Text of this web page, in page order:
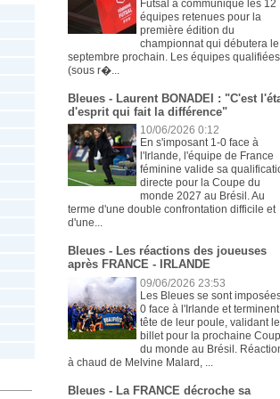
Futsal a communiqué les 12
équipes retenues pour la
première édition du
championnat qui débutera
septembre prochain. Les équipes qualifiées
(sous r�...
Bleues - Laurent BONADEI : "C'est
d'esprit qui fait la différence"
10/06/2026 0:12
En s'imposant 1-0 face à
l'Irlande, l'équipe de France
féminine valide sa
directe pour la Coupe du
monde 2027 au Brésil. Au
terme d'une double confrontation difficile et
d'une...
Bleues - Les réactions des joueuses
après FRANCE - IRLANDE
09/06/2026 23:53
Les Bleues se sont
0 face à l'Irlande et
tête de leur poule, validant
billet pour la prochaine
du monde au Brésil.
à chaud de Melvine Malard, ...
Bleues - La FRANCE décroche sa